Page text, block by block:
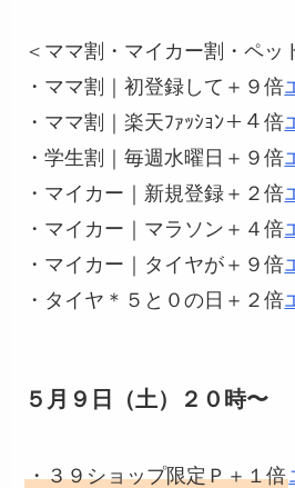
＜ママ割・マイカー割・ペッ
・ママ割｜初登録して＋９倍
・ママ割｜楽天ﾌｧｯｼｮﾝ＋４倍
・学生割｜毎週水曜日＋９倍
・マイカー｜新規登録＋２倍
・マイカー｜マラソン＋４倍
・マイカー｜タイヤが＋９倍
・タイヤ＊５と０の日＋２倍
５月９日（土）２０時〜
・３９ショップ限定Ｐ＋１倍